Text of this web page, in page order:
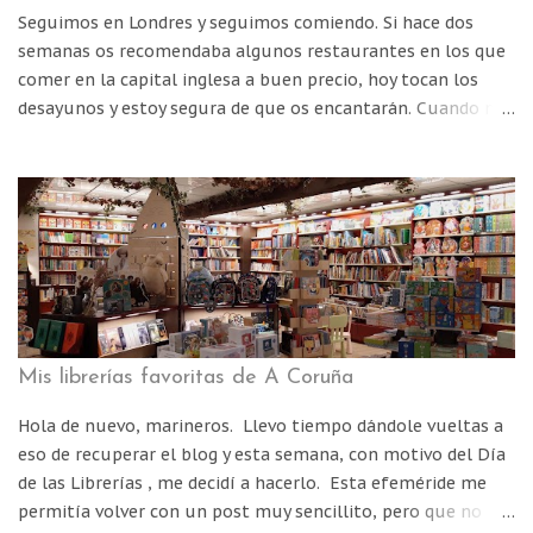
primeros de este tipo en abrir en la ciudad y se merece
estar en esta lista. No es barato, suele estar lleno y tengo
que admitir que no suelo ir mucho porque no me cuadra a
mano, per...
Seguimos en Londres y seguimos comiendo. Si hace dos
semanas os recomendaba algunos restaurantes en los que
comer en la capital inglesa a buen precio, hoy tocan los
desayunos y estoy segura de que os encantarán. Cuando nos
del día y hasta madrugamos con una alegría inusitada. Pero
para ello hay que prepararse, llenar el estómago para
aguantar en condiciones hasta la hora de comer. Si sois de
los que al levantaros no podéis tomar más que un café,
tranquilos, estas recomendaciones bien valen como plato
principal para la comida y es que ya sabéis cómo se las
gastan los ingleses con los breakfast.
Mis librerías favoritas de A Coruña
Hola de nuevo, marineros. Llevo tiempo dándole vueltas a
eso de recuperar el blog y esta semana, con motivo del Día
de las Librerías , me decidí a hacerlo. Esta efeméride me
permitía volver con un post muy sencillito, pero que no